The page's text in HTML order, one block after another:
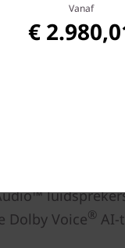
nog beter
3 heeft veel
Dolby Vision™ en
blauw
van
werken. Deze
Dolby Voice® AI-
Vanaf
€